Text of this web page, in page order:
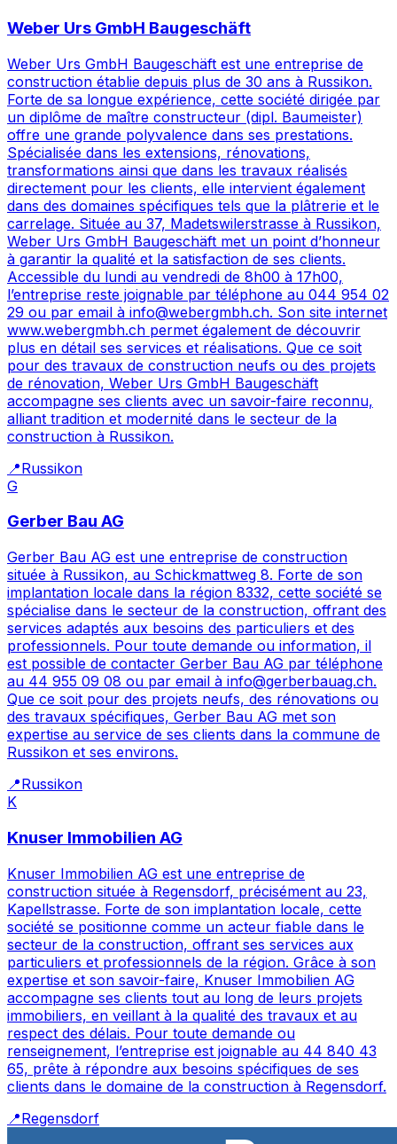
Weber Urs GmbH Baugeschäft
Weber Urs GmbH Baugeschäft est une entreprise de
construction établie depuis plus de 30 ans à Russikon.
Forte de sa longue expérience, cette société dirigée par
un diplôme de maître constructeur (dipl. Baumeister)
offre une grande polyvalence dans ses prestations.
Spécialisée dans les extensions, rénovations,
transformations ainsi que dans les travaux réalisés
directement pour les clients, elle intervient également
dans des domaines spécifiques tels que la plâtrerie et le
carrelage. Située au 37, Madetswilerstrasse à Russikon,
Weber Urs GmbH Baugeschäft met un point d’honneur
à garantir la qualité et la satisfaction de ses clients.
Accessible du lundi au vendredi de 8h00 à 17h00,
l’entreprise reste joignable par téléphone au 044 954 02
29 ou par email à info@webergmbh.ch. Son site internet
www.webergmbh.ch permet également de découvrir
plus en détail ses services et réalisations. Que ce soit
pour des travaux de construction neufs ou des projets
de rénovation, Weber Urs GmbH Baugeschäft
accompagne ses clients avec un savoir-faire reconnu,
alliant tradition et modernité dans le secteur de la
construction à Russikon.
📍Russikon
G
Gerber Bau AG
Gerber Bau AG est une entreprise de construction
située à Russikon, au Schickmattweg 8. Forte de son
implantation locale dans la région 8332, cette société se
spécialise dans le secteur de la construction, offrant des
services adaptés aux besoins des particuliers et des
professionnels. Pour toute demande ou information, il
est possible de contacter Gerber Bau AG par téléphone
au 44 955 09 08 ou par email à info@gerberbauag.ch.
Que ce soit pour des projets neufs, des rénovations ou
des travaux spécifiques, Gerber Bau AG met son
expertise au service de ses clients dans la commune de
Russikon et ses environs.
📍Russikon
K
Knuser Immobilien AG
Knuser Immobilien AG est une entreprise de
construction située à Regensdorf, précisément au 23,
Kapellstrasse. Forte de son implantation locale, cette
société se positionne comme un acteur fiable dans le
secteur de la construction, offrant ses services aux
particuliers et professionnels de la région. Grâce à son
expertise et son savoir-faire, Knuser Immobilien AG
accompagne ses clients tout au long de leurs projets
immobiliers, en veillant à la qualité des travaux et au
respect des délais. Pour toute demande ou
renseignement, l’entreprise est joignable au 44 840 43
65, prête à répondre aux besoins spécifiques de ses
clients dans le domaine de la construction à Regensdorf.
📍Regensdorf